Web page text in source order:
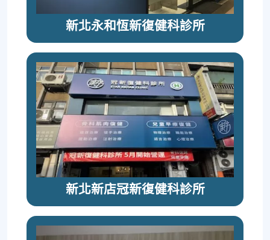
新北永和恆新復健科診所
新北新店冠新復健科診所